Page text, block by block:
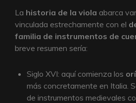
La historia de la viola abarca
vinculada estrechamente con el
familia de instrumentos de
breve resumen sería:
Siglo XVI: aquí comienza los
más concretamente en Italia.
de instrumentos medievales